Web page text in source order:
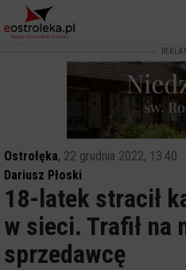
Ostrołęka, 22 grudnia 2022, 13:40
Dariusz Płoski
18-latek stracił
w sieci. Trafił na
sprzedawcę